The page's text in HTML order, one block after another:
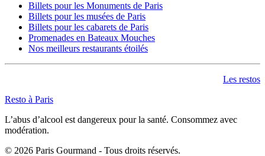
Billets pour les Monuments de Paris
Billets pour les musées de Paris
Billets pour les cabarets de Paris
Promenades en Bateaux Mouches
Nos meilleurs restaurants étoilés
Les restos
Resto à Paris
L’abus d’alcool est dangereux pour la santé. Consommez avec
modération.
© 2026 Paris Gourmand - Tous droits réservés.